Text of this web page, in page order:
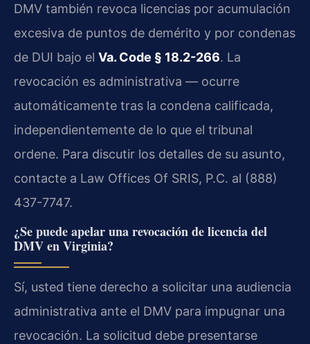
DMV también revoca licencias por acumulación
excesiva de puntos de demérito y por condenas
de DUI bajo el Va. Code § 18.2-266. La
revocación es administrativa — ocurre
automáticamente tras la condena calificada,
independientemente de lo que el tribunal
ordene. Para discutir los detalles de su asunto,
contacte a Law Offices Of SRIS, P.C. al (888)
437-7747.
¿Se puede apelar una revocación de licencia del
DMV en Virginia?
Sí, usted tiene derecho a solicitar una audiencia
administrativa ante el DMV para impugnar una
revocación. La solicitud debe presentarse